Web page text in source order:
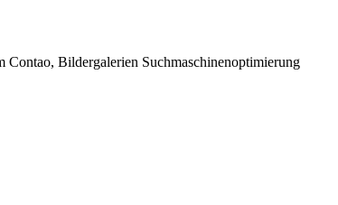
Contao, Bildergalerien Suchmaschinenoptimierung